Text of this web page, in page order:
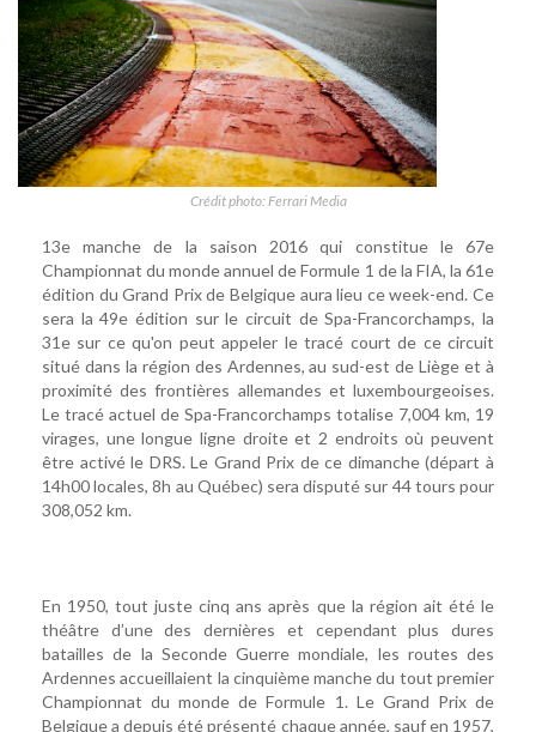
Crédit photo: Ferrari Media
13e manche de la saison 2016 qui constitue le 67e
Championnat du monde annuel de Formule 1 de la FIA, la 61e
édition du Grand Prix de Belgique aura lieu ce week-end. Ce
sera la 49e édition sur le circuit de Spa-Francorchamps, la
31e sur ce qu'on peut appeler le tracé court de ce circuit
situé dans la région des Ardennes, au sud-est de Liège et à
proximité des frontières allemandes et luxembourgeoises.
Le tracé actuel de Spa-Francorchamps totalise 7,004 km, 19
virages, une longue ligne droite et 2 endroits où peuvent
être activé le DRS. Le Grand Prix de ce dimanche (départ à
14h00 locales, 8h au Québec) sera disputé sur 44 tours pour
308,052 km.
En 1950, tout juste cinq ans après que la région ait été le
théâtre d’une des dernières et cependant plus dures
batailles de la Seconde Guerre mondiale, les routes des
Ardennes accueillaient la cinquième manche du tout premier
Championnat du monde de Formule 1. Le Grand Prix de
Belgique a depuis été présenté chaque année, sauf en 1957,